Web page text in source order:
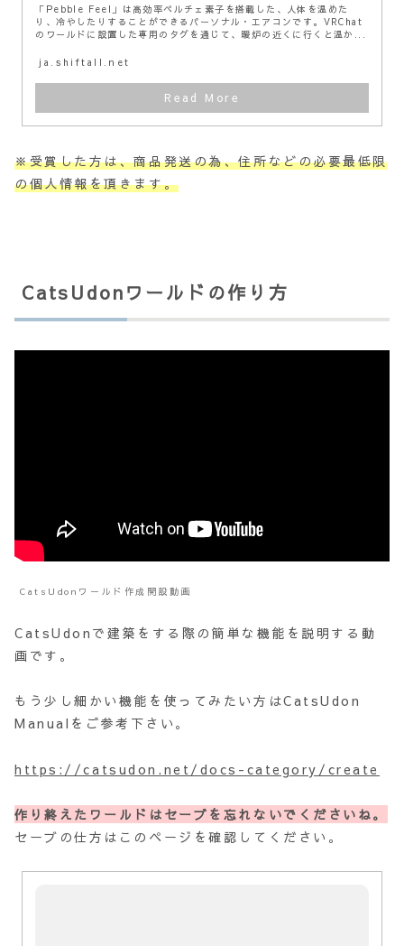
「Pebble Feel」は高効率ペルチェ素子を搭載した、人体を温めた
り、冷やしたりすることができるパーソナル・エアコンです。VRChat
のワールドに設置した専用のタグを通じて、暖炉の近くに行くと温か...
ja.shiftall.net
※受賞した方は、商品発送の為、住所などの必要最低限
の個人情報を頂きます。
CatsUdonワールドの作り方
CatsUdonワールド作成開設動画
CatsUdonで建築をする際の簡単な機能を説明する動
画です。
もう少し細かい機能を使ってみたい方はCatsUdon
Manualをご参考下さい。
https://catsudon.net/docs-category/create
作り終えたワールドはセーブを忘れないでくださいね。
セーブの仕方はこのページを確認してください。